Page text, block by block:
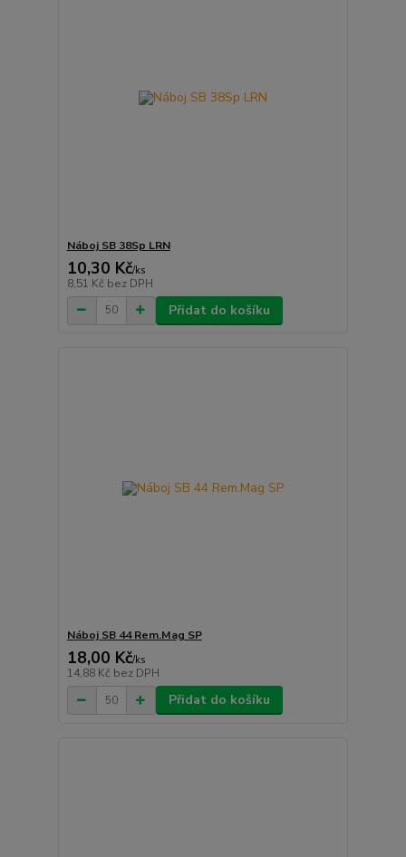
Náboj SB 38Sp LRN
10,30 Kč/ks
8,51 Kč bez DPH
Přidat do košíku
Náboj SB 44 Rem.Mag SP
18,00 Kč/ks
14,88 Kč bez DPH
Přidat do košíku